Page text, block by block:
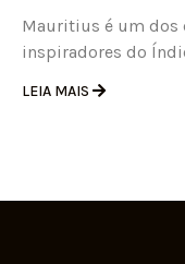
Mauritius é um
inspiradores do
LEIA MAIS